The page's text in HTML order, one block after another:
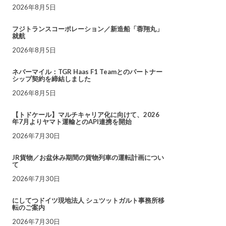
2026年8月5日
フジトランスコーポレーション／新造船「蓉翔丸」
就航
2026年8月5日
ネバーマイル：TGR Haas F1 Teamとのパートナー
シップ契約を締結しました
2026年8月5日
【トドケール】マルチキャリア化に向けて、2026
年7月よりヤマト運輸とのAPI連携を開始
2026年7月30日
JR貨物／お盆休み期間の貨物列車の運転計画につい
て
2026年7月30日
にしてつドイツ現地法人 シュツットガルト事務所移
転のご案内
2026年7月30日